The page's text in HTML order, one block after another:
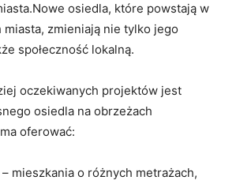
osiedla, które powstają w
zmieniają nie tylko jego
społeczność lokalną.
oczekiwanych projektów jest
osiedla na obrzeżach
oferować:
– mieszkania o różnych metrażach,